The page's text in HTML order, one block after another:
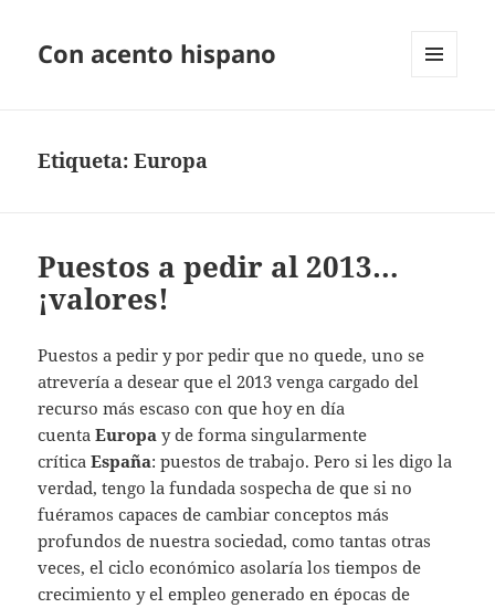
Con acento hispano
Etiqueta:Europa
Puestos a pedir al 2013…
¡valores!
Puestos a pedir y por pedir que no quede, uno se
atrevería a desear que el 2013 venga cargado del
recurso más escaso con que hoy en día
cuenta Europa y de forma singularmente
críticaEspaña: puestos de trabajo. Pero si les digo la
verdad, tengo la fundada sospecha de que si no
fuéramos capaces de cambiar conceptos más
profundos de nuestra sociedad, como tantas otras
veces, el ciclo económico asolaría los tiempos de
crecimiento y el empleo generado en épocas de